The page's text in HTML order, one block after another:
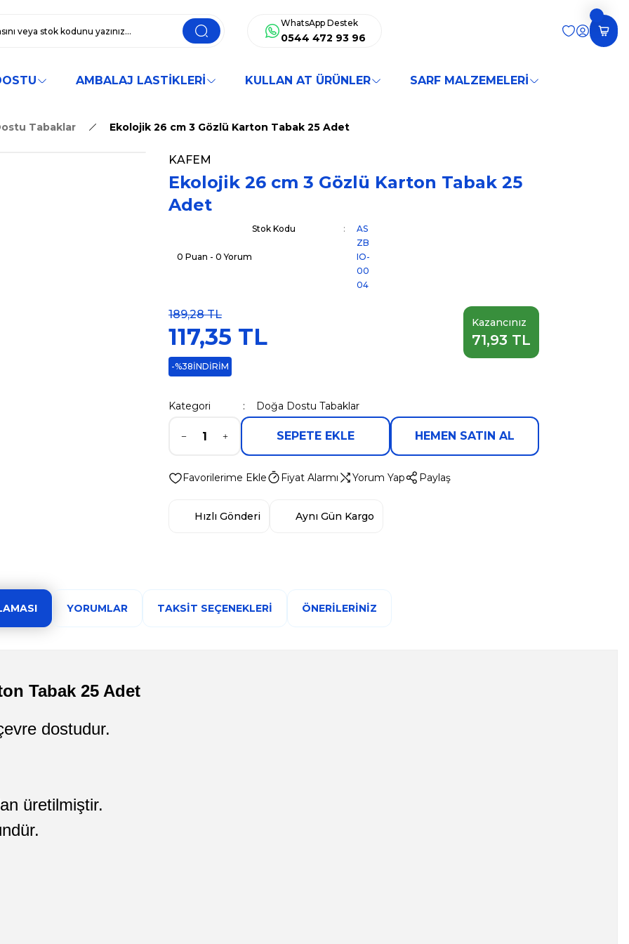
WhatsApp Destek
0544 472 93 96
AMBALAJ LASTİKLERİ KULLAN AT ÜRÜNLER SARF MALZEMELERİ
Tabaklar Ekolojik 26 cm 3 Gözlü Karton Tabak 25 Adet
KAFEM
Ekolojik 26 cm 3 Gözlü Karton Tabak 25
Adet
0 Puan - 0 Yorum
Stok Kodu
AS
ZB
IO-
00
04
189,28 TL
117,35 TL
-%38İNDİRİM
Kazancınız
71,93 TL
Kategori Doğa Dostu Tabaklar
SEPETE EKLE HEMEN SATIN AL
Fiyat Alarmı Yorum Yap Paylaş
Hızlı Gönderi Aynı Gün Kargo
YORUMLAR TAKSIT SEÇENEKLERI ÖNERILERINIZ
Tabak 25 Adet
dostudur.
üretilmiştir.